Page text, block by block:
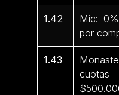
1.42
Mic:
por
1.43